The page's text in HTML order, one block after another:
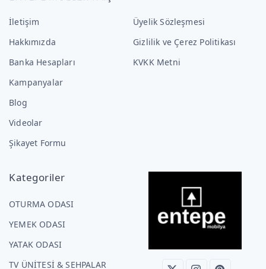
İletişim
Hakkımızda
Banka Hesapları
Kampanyalar
Blog
Videolar
Şikayet Formu
Üyelik Sözleşmesi
Gizlilik ve Çerez Politikası
KVKK Metni
Kategoriler
OTURMA ODASI
YEMEK ODASI
YATAK ODASI
TV ÜNİTESİ & SEHPALAR